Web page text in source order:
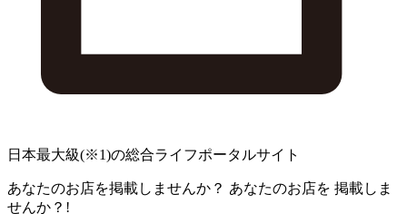
日本最大級(※1)の総合ライフポータルサイト
あなたのお店を掲載しませんか？ あなたのお店を 掲載しま
せんか？!